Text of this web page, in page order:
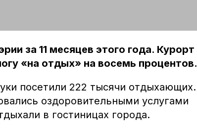
за 11 месяцев этого года. Курорт
«на отдых» на восемь процентов.
посетили 222 тысячи отдыхающих.
оздоровительными услугами
в гостиницах города.